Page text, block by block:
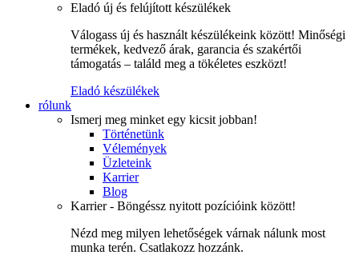
Eladó új és felújított készülékek
Válogass új és használt készülékeink között! Minőségi
termékek, kedvező árak, garancia és szakértői
támogatás – találd meg a tökéletes eszközt!
Eladó készülékek
rólunk
Ismerj meg minket egy kicsit jobban!
Történetünk
Vélemények
Üzleteink
Karrier
Blog
Karrier - Böngéssz nyitott pozícióink között!
Nézd meg milyen lehetőségek várnak nálunk most
munka terén. Csatlakozz hozzánk.